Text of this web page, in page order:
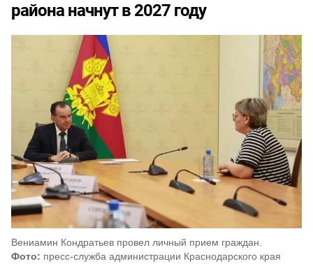
района начнут в 2027 году
Вениамин Кондратьев провел личный прием граждан.
Фото: пресс-служба администрации Краснодарского края